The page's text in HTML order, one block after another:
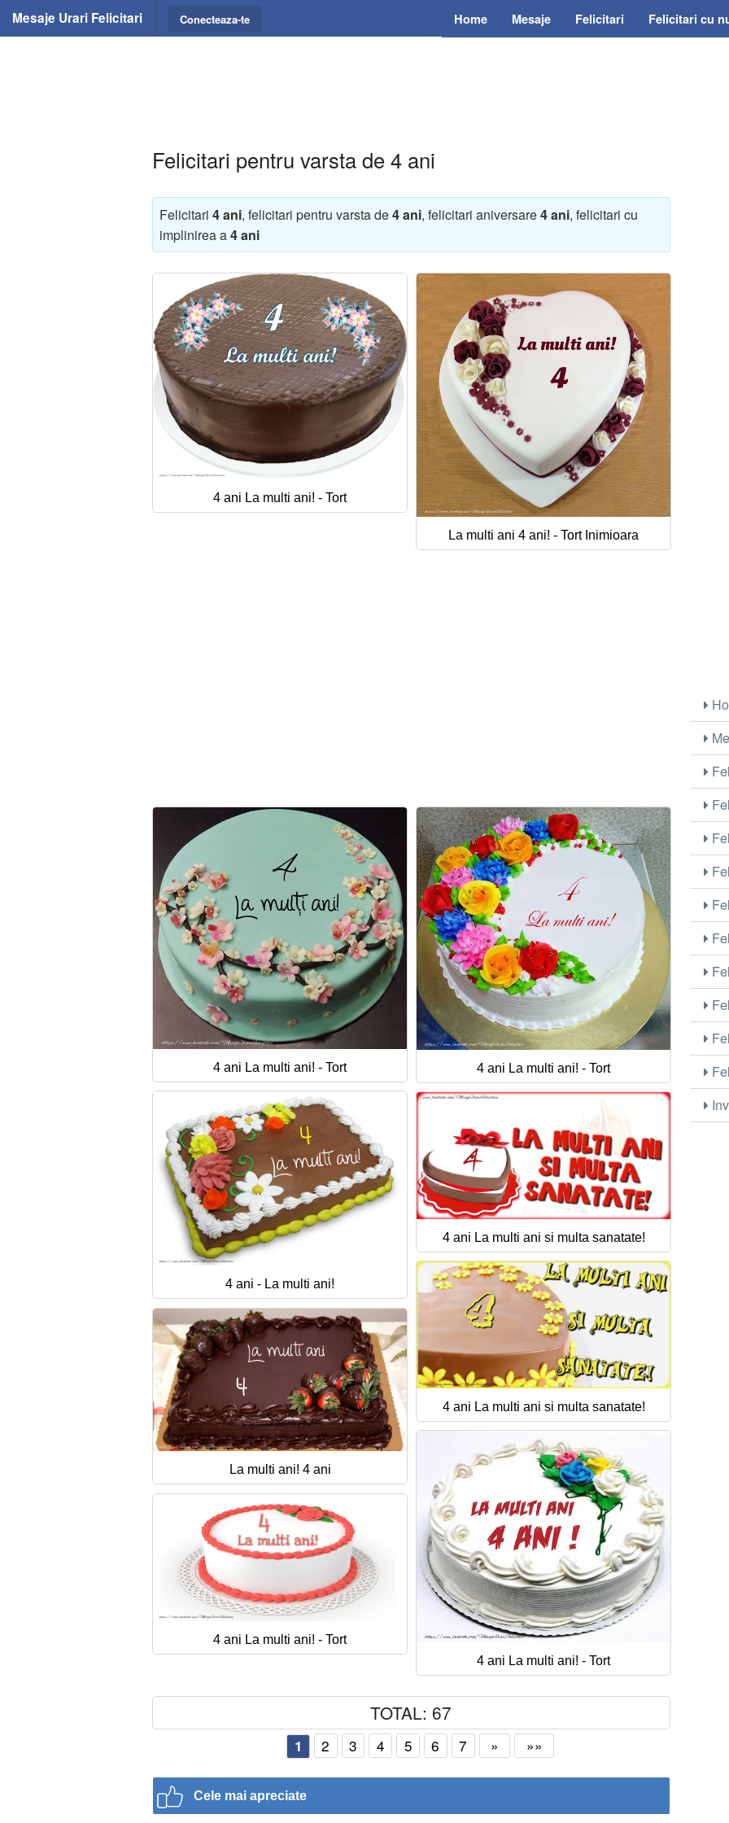
Mesaje Urari Felicitari Home Mesaje Felicitari Felicitari cu
Conecteaza-te
Felicitari pentru varsta de 4 ani
Felicitari 4 ani, felicitari pentru varsta de4 ani, felicitari aniversare4 ani, felicitari cu
implinirea a4 ani
4 ani La multi ani! - Tort
La multi ani 4 ani! - Tort Inimioara
4 ani La multi ani! - Tort 4 ani La multi ani! - Tort
4 ani - La multi ani!
4 ani La multi ani si multa sanatate!
4 ani La multi ani si multa sanatate!
La multi ani! 4 ani
4 ani La multi ani! - Tort
4 ani La multi ani! - Tort
TOTAL: 67
1 2 3 4 5 6 7 » »»
Cele mai apreciate